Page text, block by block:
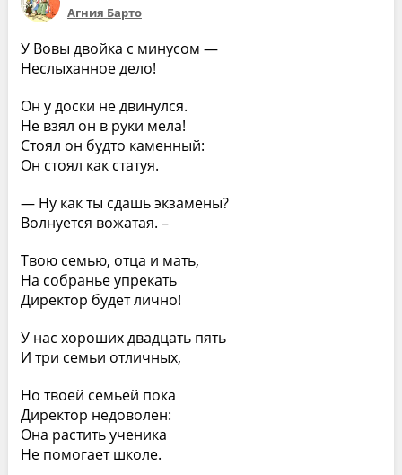
Агния Барто
У Вовы двойка с минусом —
Неслыханное дело!
Он у доски не двинулся.
Не взял он в руки мела!
Стоял он будто каменный:
Он стоял как статуя.
— Ну как ты сдашь экзамены?
Волнуется вожатая. –
Твою семью, отца и мать,
На собранье упрекать
Директор будет лично!
У нас хороших двадцать пять
И три семьи отличных,
Но твоей семьей пока
Директор недоволен:
Она растить ученика
Не помогает школе.